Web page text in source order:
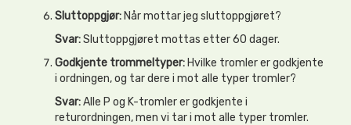
Sluttoppgjør: Når mottar jeg sluttoppgjøret?
Svar:Sluttoppgjøret mottas etter 60 dager.
Godkjente trommeltyper: Hvilke tromler er godkjente
i ordningen, og tar dere i mot alle typer tromler?
Svar:Alle P og K-tromler er godkjente i
returordningen, men vi tar i mot alle typer tromler.